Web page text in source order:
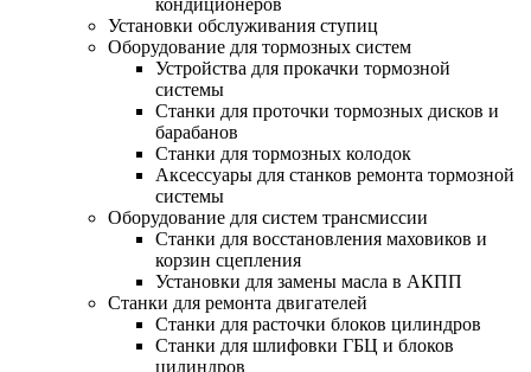
кондиционеров
Установки обслуживания ступиц
Оборудование для тормозных систем
Устройства для прокачки тормозной
системы
Станки для проточки тормозных дисков и
барабанов
Станки для тормозных колодок
Аксессуары для станков ремонта тормозной
системы
Оборудование для систем трансмиссии
Станки для восстановления маховиков и
корзин сцепления
Установки для замены масла в АКПП
Станки для ремонта двигателей
Станки для расточки блоков цилиндров
Станки для шлифовки ГБЦ и блоков
цилиндров